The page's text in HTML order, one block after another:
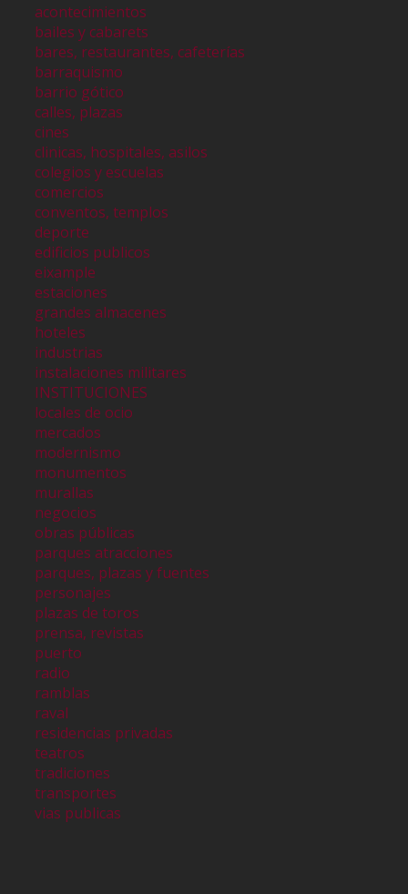
acontecimientos
bailes y cabarets
bares, restaurantes, cafeterías
barraquismo
barrio gótico
calles, plazas
cines
clinicas, hospitales, asilos
colegios y escuelas
comercios
conventos, templos
deporte
edificios publicos
eixample
estaciones
grandes almacenes
hoteles
industrias
instalaciones militares
INSTITUCIONES
locales de ocio
mercados
modernismo
monumentos
murallas
negocios
obras públicas
parques atracciones
parques, plazas y fuentes
personajes
plazas de toros
prensa, revistas
puerto
radio
ramblas
raval
residencias privadas
teatros
tradiciones
transportes
vias publicas